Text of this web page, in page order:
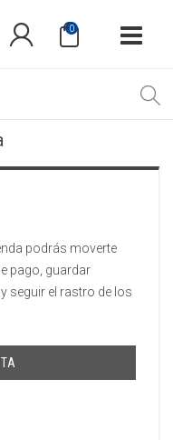
0
podrás moverte
pago, guardar
seguir el rastro de los